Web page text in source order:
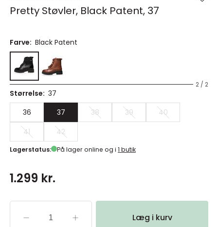
Pretty Støvler, Black Patent, 37
Farve: Black Patent
2 / 2
Størrelse: 37
36
37 38 39
40
41
42
Lagerstatus: På lager online og i 1 butik
1.299 kr.
Læg i kurv